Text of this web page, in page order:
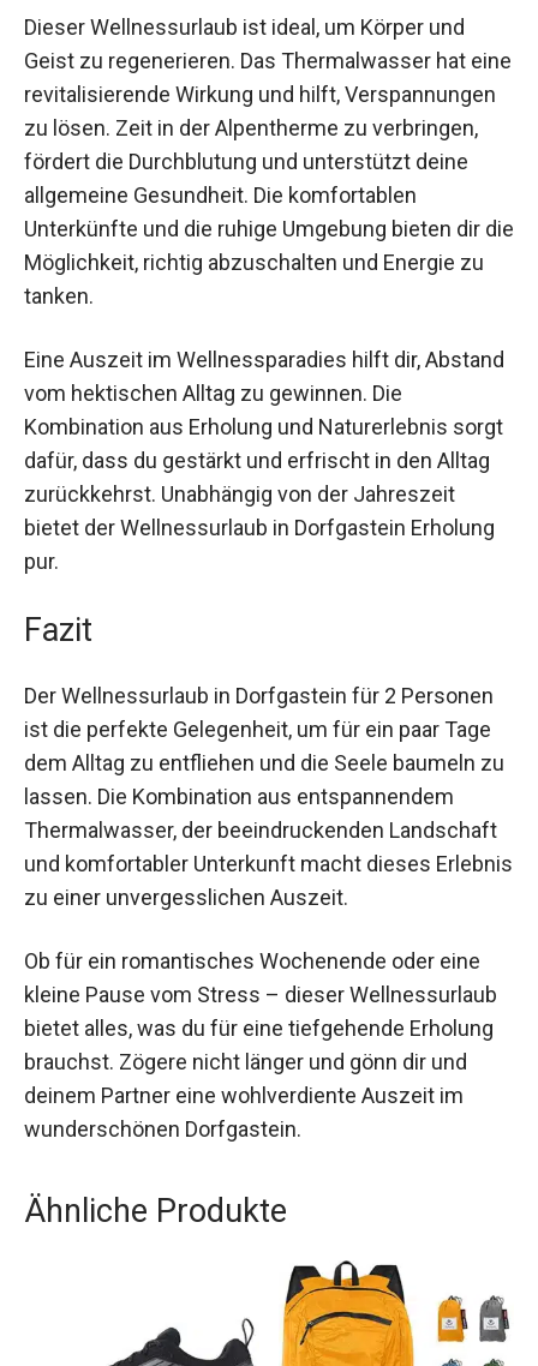
Nutzen und Anwendungen
Dieser Wellnessurlaub ist ideal, um Körper und
Geist zu regenerieren. Das Thermalwasser hat
eine revitalisierende Wirkung und hilft,
Verspannungen zu lösen. Zeit in der Alpentherme
zu verbringen, fördert die Durchblutung und
unterstützt deine allgemeine Gesundheit. Die
komfortablen Unterkünfte und die ruhige
abzuschalten und Energie zu tanken.
Eine Auszeit im Wellnessparadies hilft dir,
Abstand vom hektischen Alltag zu gewinnen. Die
Kombination aus Erholung und Naturerlebnis
sorgt dafür, dass du gestärkt und erfrischt in den
Dorfgastein Erholung pur.
Fazit
Der Wellnessurlaub in Dorfgastein für 2 Personen
ist die perfekte Gelegenheit, um für ein paar Tage
dem Alltag zu entfliehen und die Seele baumeln
zu lassen. Die Kombination aus entspannendem
Thermalwasser, der beeindruckenden
dieses Erlebnis zu einer unvergesslichen
Auszeit.
Ob für ein romantisches Wochenende oder eine
kleine Pause vom Stress – dieser
Wellnessurlaub bietet alles, was du für eine
wohlverdiente Auszeit im wunderschönen
Ähnliche Produkte